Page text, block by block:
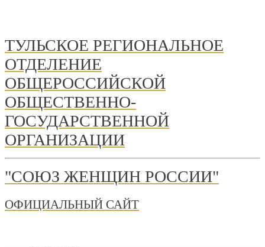
ТУЛЬСКОЕ РЕГИОНАЛЬНОЕ
ОТДЕЛЕНИЕ
ОБЩЕРОССИЙСКОЙ
ОБЩЕСТВЕННО-
ГОСУДАРСТВЕННОЙ
ОРГАНИЗАЦИИ
"СОЮЗ ЖЕНЩИН РОССИИ"
ОФИЦИАЛЬНЫЙ САЙТ